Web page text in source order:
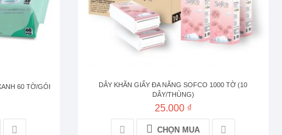
60 TỜ/GÓI
DÂY KHĂN GIẤY ĐA NĂNG SOFCO 1000 TỜ (10
DÂY/THÙNG)
25.000 ₫
CHỌN MUA